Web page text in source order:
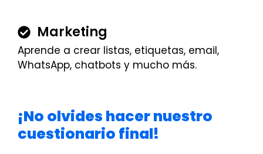
Marketing
Aprende a crear listas, etiquetas, email,
WhatsApp, chatbots y mucho más.
¡No olvides hacer nuestro
cuestionario final!